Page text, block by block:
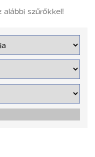
szűrőkkel!